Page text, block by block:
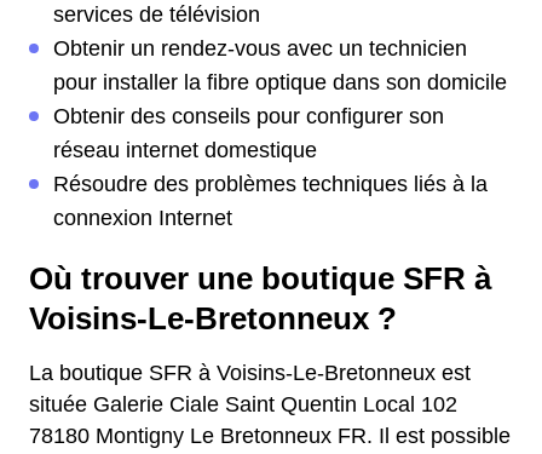
services de télévision
Obtenir un rendez-vous avec un technicien
pour installer la fibre optique dans son domicile
Obtenir des conseils pour configurer son
réseau internet domestique
Résoudre des problèmes techniques liés à la
connexion Internet
Où trouver une boutique SFR à
Voisins-Le-Bretonneux ?
La boutique SFR à Voisins-Le-Bretonneux est
située Galerie Ciale Saint Quentin Local 102
78180 Montigny Le Bretonneux FR. Il est possible